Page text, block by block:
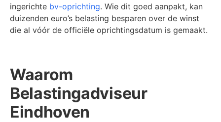
ingerichte bv-oprichting. Wie dit goed aanpakt, kan
duizenden euro’s belasting besparen over de winst
die al vóór de officiële oprichtingsdatum is gemaakt.
Waarom
Belastingadviseur
Eindhoven